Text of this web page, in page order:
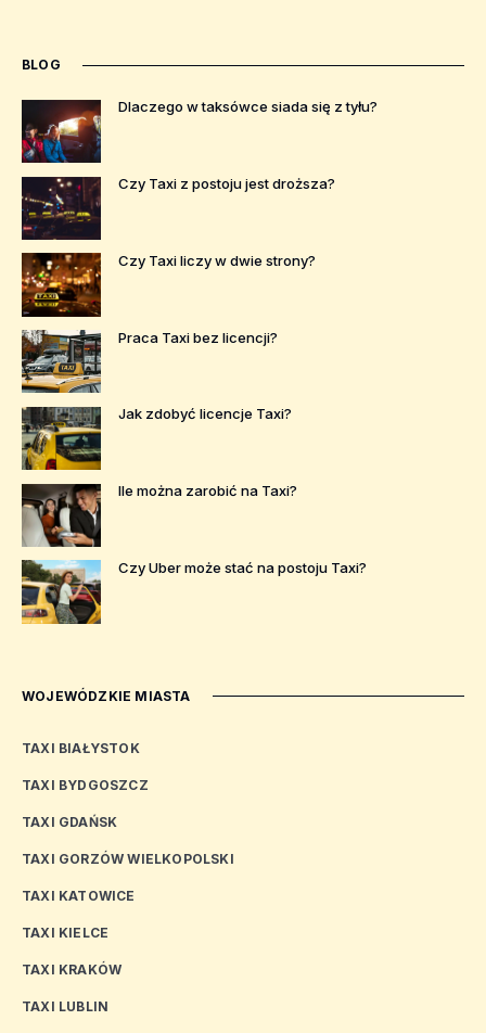
BLOG
Dlaczego w taksówce siada się z tyłu?
Czy Taxi z postoju jest droższa?
Czy Taxi liczy w dwie strony?
Praca Taxi bez licencji?
Jak zdobyć licencje Taxi?
Ile można zarobić na Taxi?
Czy Uber może stać na postoju Taxi?
WOJEWÓDZKIE MIASTA
TAXI BIAŁYSTOK
TAXI BYDGOSZCZ
TAXI GDAŃSK
TAXI GORZÓW WIELKOPOLSKI
TAXI KATOWICE
TAXI KIELCE
TAXI KRAKÓW
TAXI LUBLIN